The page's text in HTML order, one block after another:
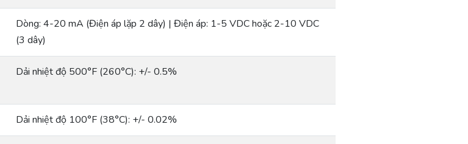
Dòng: 4-20 mA (Điện áp lặp 2 dây) | Điện áp: 1-5 VDC hoặc 2-10 VDC
(3 dây)
Dải nhiệt độ 500°F (260°C): +/- 0.5%
Dải nhiệt độ 100°F (38°C): +/- 0.02%